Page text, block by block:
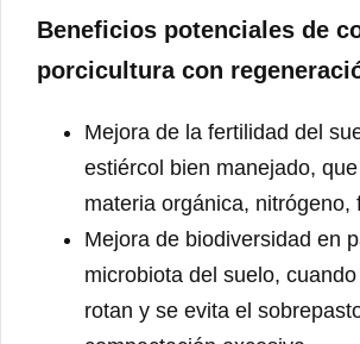
Beneficios potenciales de
porcicultura con
Mejora de la fertilidad del
estiércol bien manejado,
materia orgánica, nitrógeno,
Mejora de biodiversidad en
microbiota del suelo,
rotan y se evita el